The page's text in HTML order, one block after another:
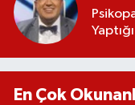
En Çok